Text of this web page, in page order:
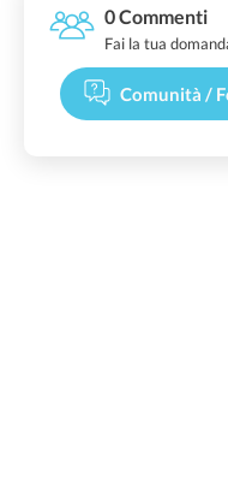
0 Commenti
Fai la tua
Comunità /